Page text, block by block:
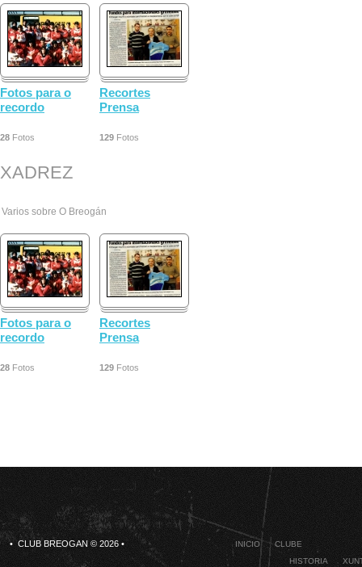
Fotos para o
recordo
28 Fotos
Recortes
Prensa
129 Fotos
XADREZ
Varios sobre O Breogán
Fotos para o
recordo
28 Fotos
Recortes
Prensa
129 Fotos
• CLUB BREOGAN © 2026 • INICIO
CLUBE
HISTORIA